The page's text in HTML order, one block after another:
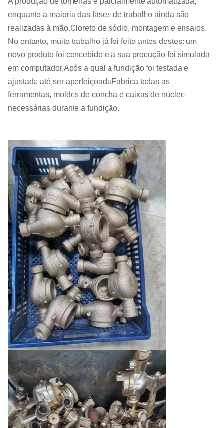
enquanto a maioria das fases de trabalho ainda são
realizadas à mão.Cloreto de sódio, montagem e ensaios.
No entanto, muito trabalho já foi feito antes destes: um
novo produto foi concebido e a sua produção foi simulada
em computador,Após a qual a fundição foi testada e
ajustada até ser aperfeiçoadaFabrica todas as
ferramentas, moldes de concha e caixas de núcleo
necessárias durante a fundição.